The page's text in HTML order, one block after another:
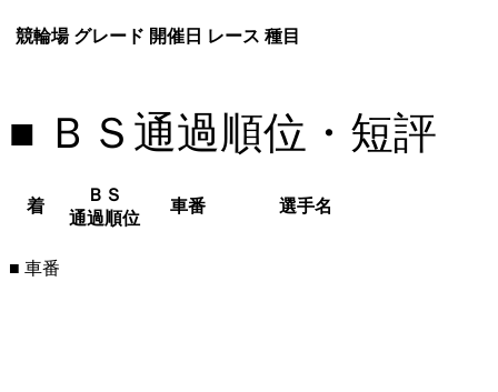
競輪場 グレード 開催日 レース 種目
■ ＢＳ通過順位・短評
着
ＢＳ
通過順位
車番 選手名
■ 車番